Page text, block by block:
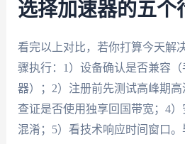
选择加速器的五个
看完以上对比，若你打算今天解
骤执行：1）设备确认是否兼容（
器）；2）注册前先测试高峰期
查证是否使用独享回国带宽；4
混淆；5）看技术响应时间窗口